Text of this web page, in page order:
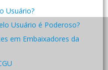
Usuário?
Usuário é Poderoso?
em Embaixadores da